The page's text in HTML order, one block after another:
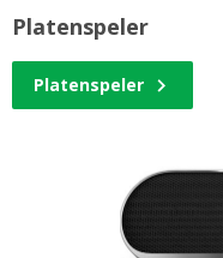
Platenspeler
Platenspeler